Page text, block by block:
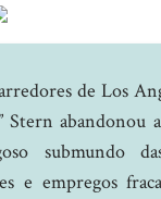
de Los
Stern abandonou
submundo
e empregos